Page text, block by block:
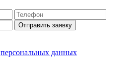
Отправить заявку
персональных данных